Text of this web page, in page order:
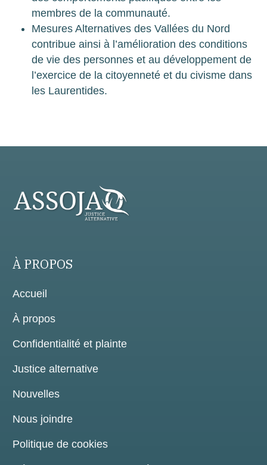
membres de la communauté.
Mesures Alternatives des Vallées du Nord
contribue ainsi à l’amélioration des conditions
de vie des personnes et au développement de
l’exercice de la citoyenneté et du civisme dans
les Laurentides.
À PROPOS
Accueil
À propos
Confidentialité et plainte
Justice alternative
Nouvelles
Nous joindre
Politique de cookies